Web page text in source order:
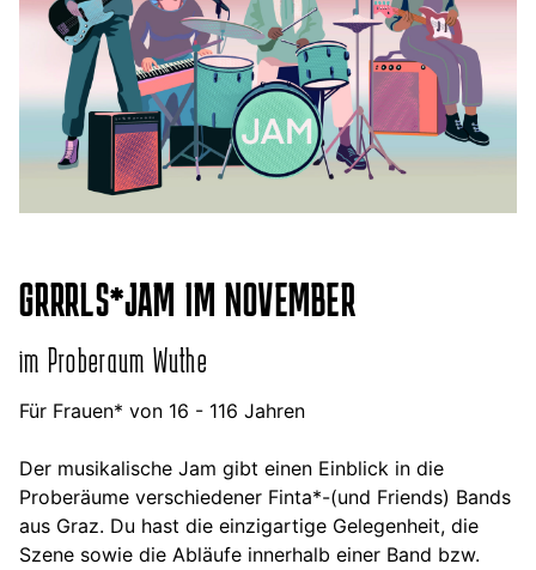
GRRRLS*JAM IM NOVEMBER
im Proberaum Wuthe
Für Frauen* von 16 - 116 Jahren
Der musikalische Jam gibt einen Einblick in die
Proberäume verschiedener Finta*-(und Friends) Bands
aus Graz. Du hast die einzigartige Gelegenheit, die
Szene sowie die Abläufe innerhalb einer Band bzw.